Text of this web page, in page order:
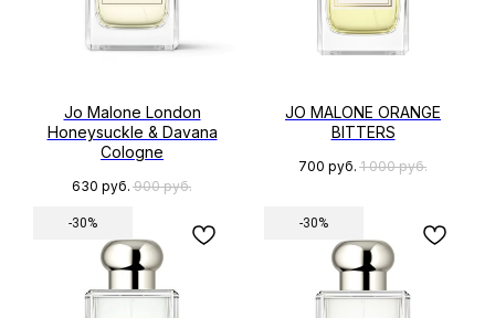
Jo Malone London
Honeysuckle & Davana
Cologne
630 руб. 900 руб.
JO MALONE ORANGE
BITTERS
700 руб. 1 000 руб.
-30% -30%